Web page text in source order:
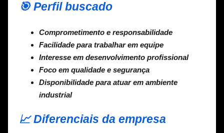
🎯 Perfil buscado
Comprometimento e responsabilidade
Facilidade para trabalhar em equipe
Interesse em desenvolvimento profissional
Foco em qualidade e segurança
Disponibilidade para atuar em ambiente
industrial
📈 Diferenciais da empresa